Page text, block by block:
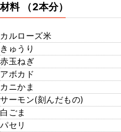
材料 （2本分）
カルローズ米
きゅうり
赤玉ねぎ
アボカド
カニかま
サーモン(刻んだもの)
白ごま
パセリ